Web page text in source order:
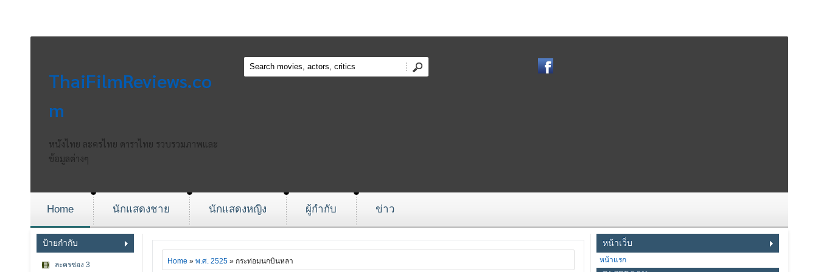
ThaiFilmReviews.co
m
หนังไทย ละครไทย ดาราไทย รวบรวมภาพและ
ข้อมูลต่างๆ
Home นักแสดงชาย นักแสดงหญิง ผู้กำกับ ข่าว
ป้ายกำกับ
ละครช่อง 3 Home » พ.ศ. 2525» กระท่อมนกบินหลา
หน้าเว็บ
หน้าแรก